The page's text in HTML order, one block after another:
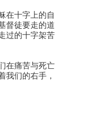
在十字上的自
督徒要走的道
过的十字架苦
在痛苦与死亡
我们的右手，